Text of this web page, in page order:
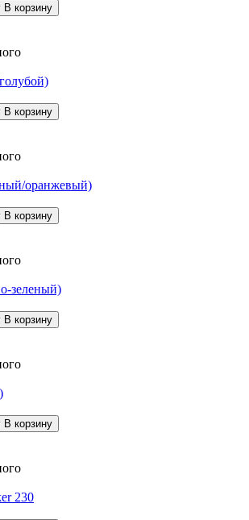
В корзину
В корзину
оранжевый)
В корзину
зеленый)
В корзину
В корзину
230